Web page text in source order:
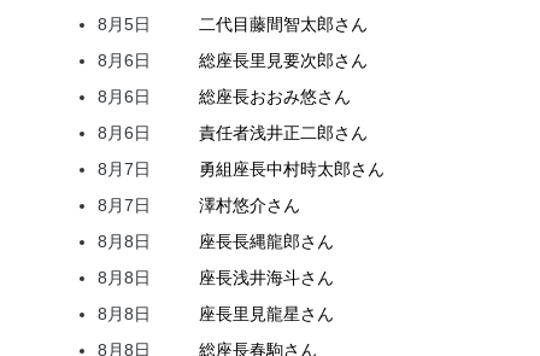
8月5日
二代目藤間智太郎さん
8月6日
総座長里見要次郎さん
8月6日
総座長おおみ悠さん
8月6日
責任者浅井正二郎さん
8月7日
勇組座長中村時太郎さん
8月7日
澤村悠介さん
8月8日
座長長縄龍郎さん
8月8日
座長浅井海斗さん
8月8日
座長里見龍星さん
8月8日
総座長春駒さん